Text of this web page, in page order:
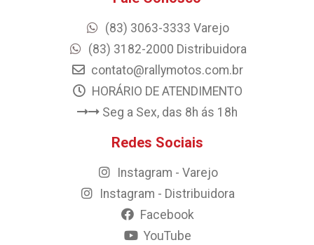
(83) 3063-3333 Varejo
(83) 3182-2000 Distribuidora
contato@rallymotos.com.br
HORÁRIO DE ATENDIMENTO
Seg a Sex, das 8h ás 18h
Redes Sociais
Instagram - Varejo
Instagram - Distribuidora
Facebook
YouTube